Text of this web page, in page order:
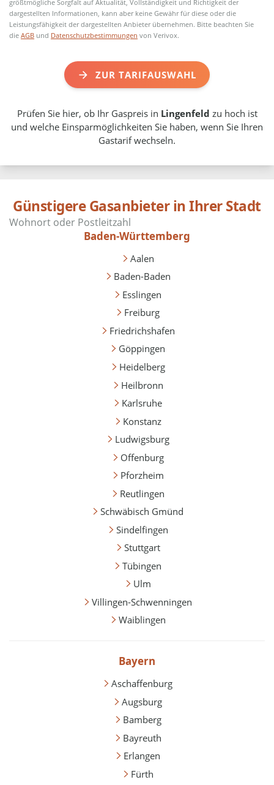
größtmögliche Sorgfalt auf Aktualität, Vollständigkeit und Richtigkeit der
dargestellten Informationen, kann aber keine Gewähr für diese oder die
Leistungsfähigkeit der dargestellten Anbieter übernehmen. Bitte beachten Sie
dieAGB und Datenschutzbestimmungen von Verivox.
ZUR TARIFAUSWAHL
Prüfen Sie hier, ob Ihr Gaspreis in Lingenfeld zu hoch ist
und welche Einsparmöglichkeiten Sie haben, wenn Sie Ihren
Gastarif wechseln.
Günstigere Gasanbieter in Ihrer Stadt
Baden-Württemberg
Aalen
Baden-Baden
Esslingen
Freiburg
Friedrichshafen
Göppingen
Heidelberg
Heilbronn
Karlsruhe
Konstanz
Ludwigsburg
Offenburg
Pforzheim
Reutlingen
Schwäbisch Gmünd
Sindelfingen
Stuttgart
Tübingen
Ulm
Villingen-Schwenningen
Waiblingen
Bayern
Aschaffenburg
Augsburg
Bamberg
Bayreuth
Erlangen
Fürth